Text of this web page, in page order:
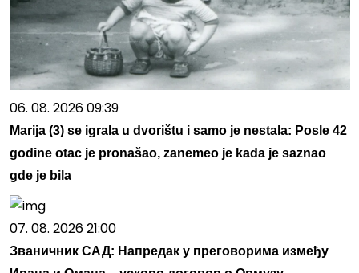
06. 08. 2026 09:39
Marija (3) se igrala u dvorištu i samo je nestala: Posle 42
godine otac je pronašao, zanemeo je kada je saznao
gde je bila
07. 08. 2026 21:00
Званичник САД: Напредак у преговорима између